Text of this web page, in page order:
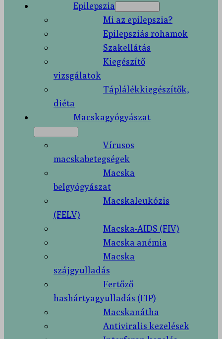
Epilepszia
Mi az epilepszia?
Epilepsziás rohamok
Szakellátás
Kiegészítő
vizsgálatok
Táplálékkiegészítők,
diéta
Macskagyógyászat
Vírusos
macskabetegségek
Macska
belgyógyászat
Macskaleukózis
(FELV)
Macska-AIDS (FIV)
Macska anémia
Macska
szájgyulladás
Fertőző
hashártyagyulladás (FIP)
Macskanátha
Antiviralis kezelések